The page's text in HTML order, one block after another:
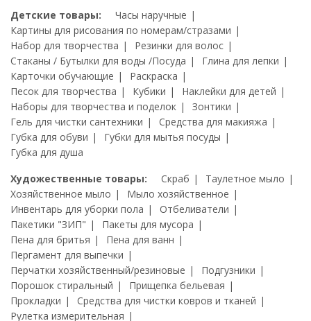
Детские товары:
Часы наручные
Картины для рисования по номерам/стразами
Набор для творчества
Резинки для волос
Стаканы / Бутылки для воды /Посуда
Глина для лепки
Карточки обучающие
Раскраска
Песок для творчества
Кубики
Наклейки для детей
Наборы для творчества и поделок
Зонтики
Гель для чистки сантехники
Средства для макияжа
Губка для обуви
Губки для мытья посуды
Губка для душа
Художественные товары:
Скраб
Таулетное мыло
Хозяйственное мыло
Мыло хозяйственное
Инвентарь для уборки пола
Отбеливатели
Пакетики "ЗИП"
Пакеты для мусора
Пена для бритья
Пена для ванн
Пергамент для выпечки
Перчатки хозяйственный/резиновые
Подгузники
Порошок стиральный
Прищепка бельевая
Прокладки
Средства для чистки ковров и тканей
Рулетка измерительная